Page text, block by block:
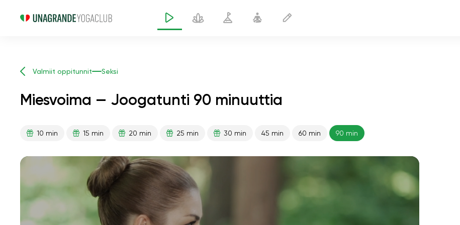
Valmiit oppitunnit Seksi
Miesvoima — Joogatunti 90 minuuttia
10 min 15 min 20 min 25 min 30 min 45 min 60 min 90 min